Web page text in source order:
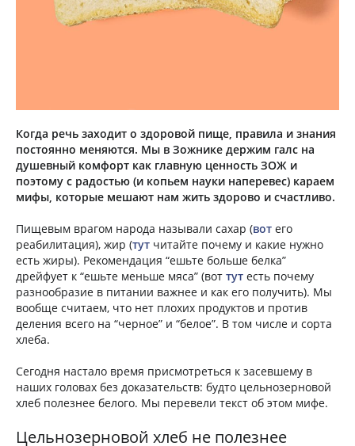
Когда речь заходит о здоровой пище, правила и знания
постоянно меняются. Мы в Зожнике держим галс на
душевный комфорт как главную ценность ЗОЖ и
поэтому с радостью (и копьем науки наперевес) караем
мифы, которые мешают нам жить здорово и счастливо.
Пищевым врагом народа называли сахар (вот его
реабилитация), жир (тут читайте почему и какие нужно
есть жиры). Рекомендация “ешьте больше белка”
дрейфует к “ешьте меньше мяса” (вот тут есть почему
разнообразие в питании важнее и как его получить). Мы
вообще считаем, что нет плохих продуктов и против
деления всего на “черное” и “белое”. В том числе и сорта
хлеба.
Сегодня настало время присмотреться к засевшему в
наших головах без доказательств: будто цельнозерновой
хлеб полезнее белого. Мы перевели текст об этом мифе.
Цельнозерновой хлеб не полезнее